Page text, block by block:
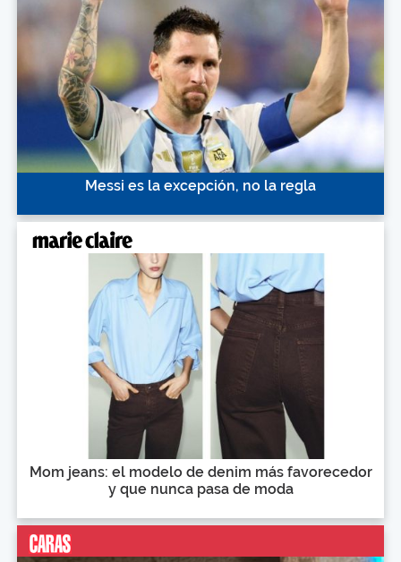
Messi es la excepción, no la regla
Mom jeans: el modelo de denim más favorecedor
y que nunca pasa de moda